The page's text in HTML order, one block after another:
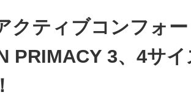
クティブコンフォ
PRIMACY 3、4サ